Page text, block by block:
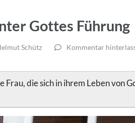
Gottes Führung
Schütz Kommentar
Frau, die sich in ihrem Leben von